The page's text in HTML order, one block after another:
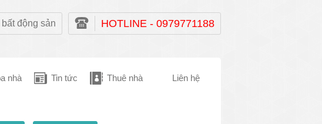
động sản HOTLINE - 0979771188
nhà Tin tức Thuê nhà Liên hệ